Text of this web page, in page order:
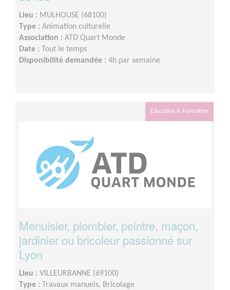
Lieu : MULHOUSE (68100)
Type : Animation culturelle
Association : ATD Quart Monde
Date : Tout le temps
Disponibilité demandée : 4h par semaine
Éducation & Formation
Menuisier, plombier, peintre, maçon,
jardinier ou bricoleur passionné sur
Lyon
Lieu : VILLEURBANNE (69100)
Type : Travaux manuels, Bricolage